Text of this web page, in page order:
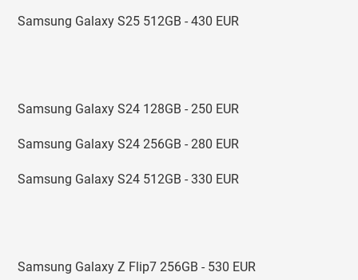
Samsung Galaxy S25 512GB - 430 EUR
Samsung Galaxy S24 128GB - 250 EUR
Samsung Galaxy S24 256GB - 280 EUR
Samsung Galaxy S24 512GB - 330 EUR
Samsung Galaxy Z Flip7 256GB - 530 EUR